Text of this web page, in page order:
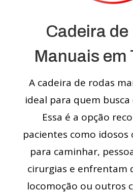
Cadeira de
Manuais em
A cadeira de rodas
ideal para quem
Essa é a opção
pacientes como idosos
para caminhar,
cirurgias e enfrentam
locomoção ou outros